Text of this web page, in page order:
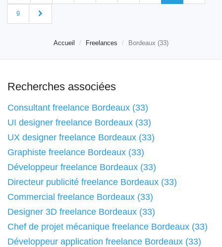
9
Accueil Freelances Bordeaux (33)
Recherches associées
Consultant freelance Bordeaux (33)
UI designer freelance Bordeaux (33)
UX designer freelance Bordeaux (33)
Graphiste freelance Bordeaux (33)
Développeur freelance Bordeaux (33)
Directeur publicité freelance Bordeaux (33)
Commercial freelance Bordeaux (33)
Designer 3D freelance Bordeaux (33)
Chef de projet mécanique freelance Bordeaux (33)
Développeur application freelance Bordeaux (33)